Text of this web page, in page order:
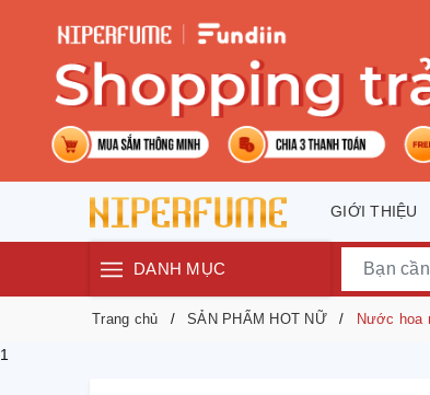
GIỚI THIỆU
DANH MỤC
Trang chủ SẢN PHẨM HOT NỮ Nước hoa
1